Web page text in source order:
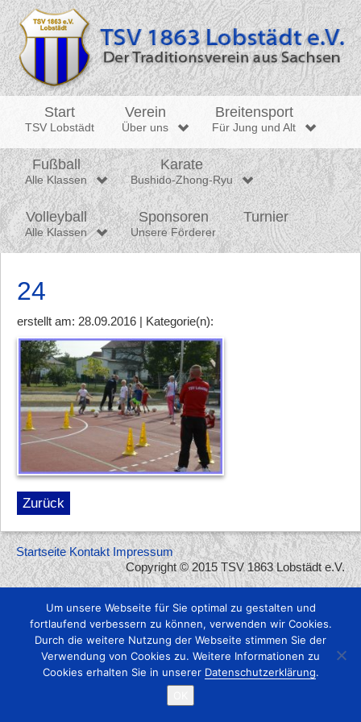
Start
TSV Lobstädt
Verein
Über uns
Breitensport
Für Jung und Alt
Fußball
Alle Klassen
Karate
Bushido-Zhong-Ryu
Volleyball
Alle Klassen
Sponsoren
Unsere Förderer
Turnier
24
erstellt am: 28.09.2016 | Kategorie(n):
Zurück
Startseite Kontakt Impressum
Copyright © 2015 TSV 1863 Lobstädt e.V.
Um unsere Webseite für Sie optimal zu gestalten und
fortlaufend verbessern zu können, verwenden wir Cookies.
Durch die weitere Nutzung der Webseite stimmen Sie der
Verwendung von Cookies zu. Weitere Informationen zu
Cookies erhalten Sie in unserer Datenschutzerklärung.